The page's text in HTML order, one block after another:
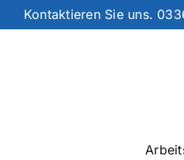
Zum
Inhalt
Kontaktieren Sie uns.